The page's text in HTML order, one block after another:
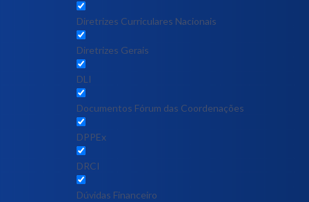
Diretrizes Curriculares Nacionais
Diretrizes Gerais
DLI
Documentos Fórum das Coordenações
DPPEx
DRCI
Dúvidas Financeiro